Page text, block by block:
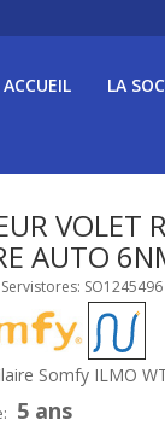
ACCUEIL LA
VOLET
AUTO
SO1245496
Somfy ILMO
5 ans